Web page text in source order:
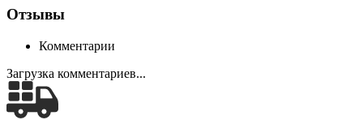
Отзывы
Комментарии
Загрузка комментариев...